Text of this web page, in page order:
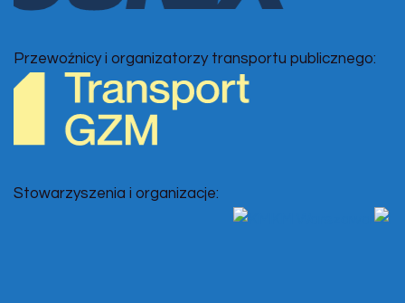
Przewoźnicy i organizatorzy transportu publicznego:
Stowarzyszenia i organizacje: